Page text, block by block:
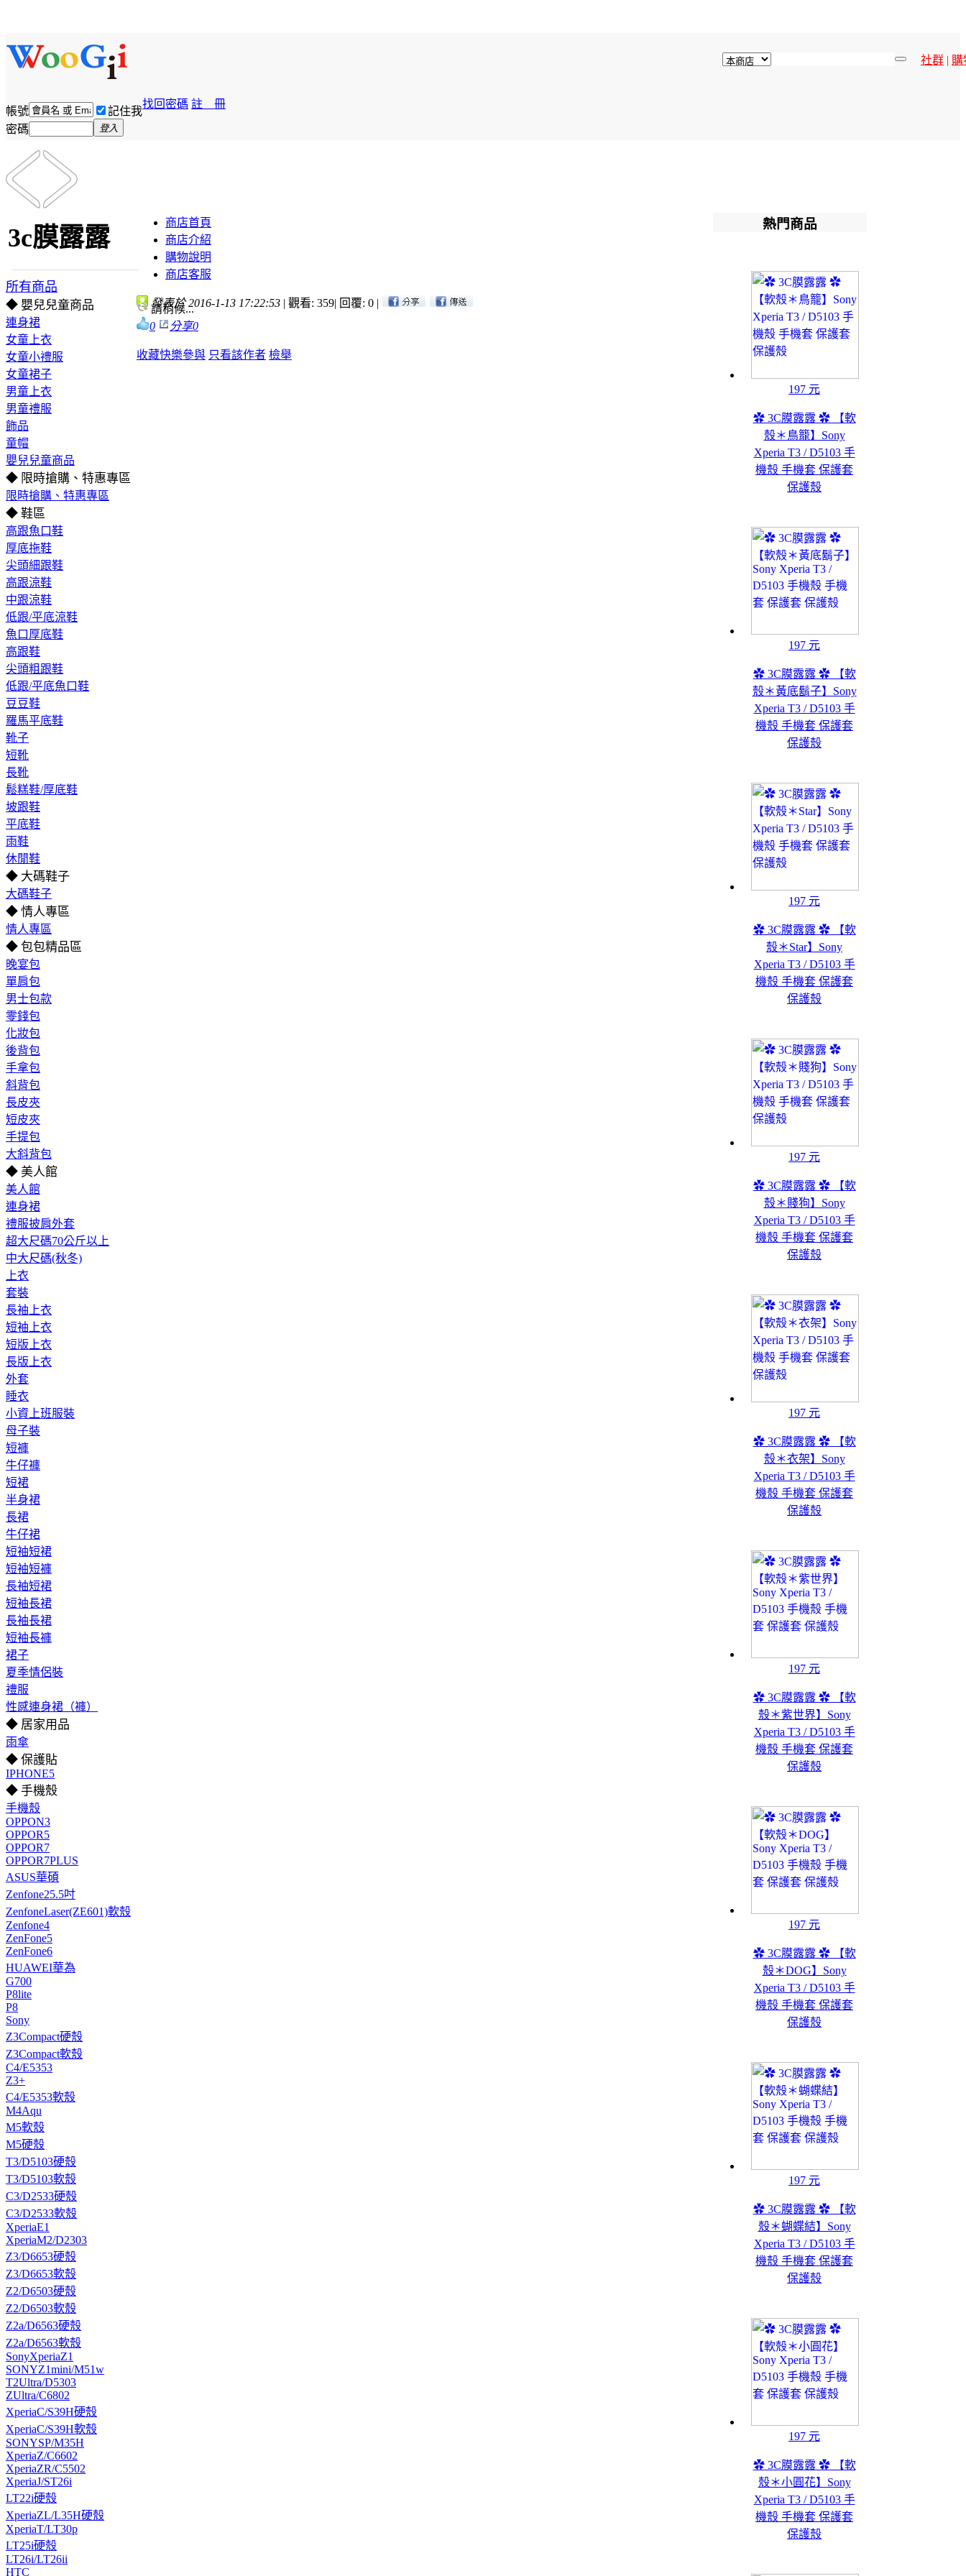
社群 | 購
帳號 記住我
找回密碼 註 冊
密碼 登入
3c膜露露
所有商品
◆ 嬰兒兒童商品
連身裙
女童上衣
女童小禮服
女童裙子
男童上衣
男童禮服
飾品
童帽
嬰兒兒童商品
◆ 限時搶購、特惠專區
限時搶購、特惠專區
◆ 鞋區
高跟魚口鞋
厚底拖鞋
尖頭細跟鞋
高跟涼鞋
中跟涼鞋
低跟/平底涼鞋
魚口厚底鞋
高跟鞋
尖頭粗跟鞋
低跟/平底魚口鞋
豆豆鞋
羅馬平底鞋
靴子
短靴
長靴
鬆糕鞋/厚底鞋
坡跟鞋
平底鞋
雨鞋
休閒鞋
◆ 大碼鞋子
大碼鞋子
◆ 情人專區
情人專區
◆ 包包精品區
晚宴包
單肩包
男士包款
零錢包
化妝包
後背包
手拿包
斜背包
長皮夾
短皮夾
手提包
大斜背包
◆ 美人館
美人館
連身裙
禮服披肩外套
超大尺碼70公斤以上
中大尺碼(秋冬)
上衣
套裝
長袖上衣
短袖上衣
短版上衣
長版上衣
外套
睡衣
小資上班服裝
母子裝
短褲
牛仔褲
短裙
半身裙
長裙
牛仔裙
短袖短裙
短袖短褲
長袖短裙
短袖長裙
長袖長裙
短袖長褲
裙子
夏季情侶裝
禮服
性感連身裙（褲）
◆ 居家用品
雨傘
◆ 保護貼
IPHONE5
◆ 手機殼
手機殼
OPPON3
OPPOR5
OPPOR7
OPPOR7PLUS
ASUS華碩
Zenfone25.5吋
ZenfoneLaser(ZE601)軟殼
Zenfone4
ZenFone5
ZenFone6
HUAWEI華為
G700
P8lite
P8
Sony
Z3Compact硬殼
Z3Compact軟殼
C4/E5353
Z3+
C4/E5353軟殼
M4Aqu
M5軟殼
M5硬殼
T3/D5103硬殼
T3/D5103軟殼
C3/D2533硬殼
C3/D2533軟殼
XperiaE1
XperiaM2/D2303
Z3/D6653硬殼
Z3/D6653軟殼
Z2/D6503硬殼
Z2/D6503軟殼
Z2a/D6563硬殼
Z2a/D6563軟殼
SonyXperiaZ1
SONYZ1mini/M51w
T2Ultra/D5303
ZUltra/C6802
XperiaC/S39H硬殼
XperiaC/S39H軟殼
SONYSP/M35H
XperiaZ/C6602
XperiaZR/C5502
XperiaJ/ST26i
LT22i硬殼
XperiaZL/L35H硬殼
XperiaT/LT30p
LT25i硬殼
LT26i/LT26ii
HTC
商店首頁
商店介紹
購物說明
商店客服
發表於 2016-1-13 17:22:53 | 觀看: 359| 回覆: 0 |
請稍候...
0
分享0
收藏快樂參與 只看該作者 檢舉
熱門商品
197 元
✿ 3C膜露露 ✿ 【軟
殼＊鳥籠】Sony
Xperia T3 / D5103 手
機殼 手機套 保護套
保護殼
197 元
✿ 3C膜露露 ✿ 【軟
殼＊黃底鬍子】Sony
Xperia T3 / D5103 手
機殼 手機套 保護套
保護殼
197 元
✿ 3C膜露露 ✿ 【軟
殼＊Star】Sony
Xperia T3 / D5103 手
機殼 手機套 保護套
保護殼
197 元
✿ 3C膜露露 ✿ 【軟
殼＊賤狗】Sony
Xperia T3 / D5103 手
機殼 手機套 保護套
保護殼
197 元
✿ 3C膜露露 ✿ 【軟
殼＊衣架】Sony
Xperia T3 / D5103 手
機殼 手機套 保護套
保護殼
197 元
✿ 3C膜露露 ✿ 【軟
殼＊紫世界】Sony
Xperia T3 / D5103 手
機殼 手機套 保護套
保護殼
197 元
✿ 3C膜露露 ✿ 【軟
殼＊DOG】Sony
Xperia T3 / D5103 手
機殼 手機套 保護套
保護殼
197 元
✿ 3C膜露露 ✿ 【軟
殼＊蝴蝶結】Sony
Xperia T3 / D5103 手
機殼 手機套 保護套
保護殼
197 元
✿ 3C膜露露 ✿ 【軟
殼＊小圓花】Sony
Xperia T3 / D5103 手
機殼 手機套 保護套
保護殼